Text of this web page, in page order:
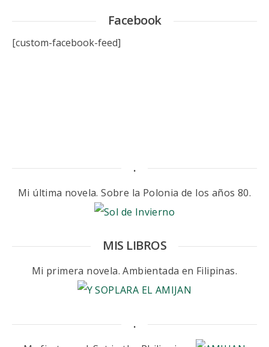
Facebook
[custom-facebook-feed]
.
Mi última novela. Sobre la Polonia de los años 80.
MIS LIBROS
Mi primera novela. Ambientada en Filipinas.
.